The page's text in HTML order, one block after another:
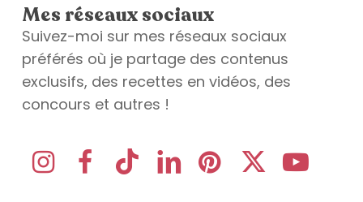
Mes réseaux sociaux
Suivez-moi sur mes réseaux sociaux
préférés où je partage des contenus
exclusifs, des recettes en vidéos, des
concours et autres !